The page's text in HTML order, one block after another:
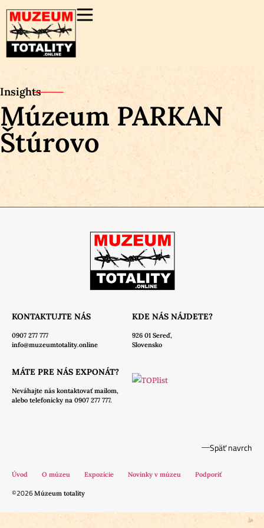
Insights
Múzeum PARKAN
Štúrovo
KONTAKTUJTE NÁS
0907 277 777
info@muzeumtotality.online
KDE NÁS NÁJDETE?
926 01 Sereď,
Slovensko
MÁTE PRE NÁS EXPONÁT?
Neváhajte nás kontaktovať mailom,
alebo telefonicky na 0907 277 777.
Späť navrch
Úvod O múzeu Expozície Novinky v múzeu Podporiť
©2026Múzeum totality